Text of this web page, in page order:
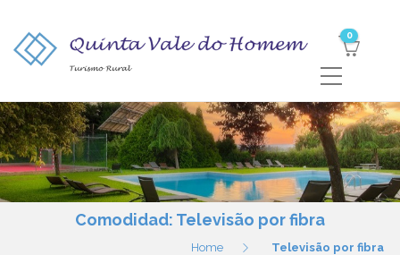
0
Comodidad: Televisão por fibra
Home Televisão por fibra